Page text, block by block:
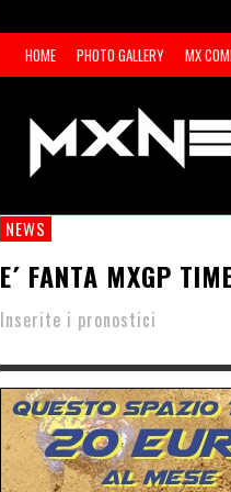
HOME PHOTO GALLERY MX
NEWS
E´ FANTA MXGP
Inserite i pronostici